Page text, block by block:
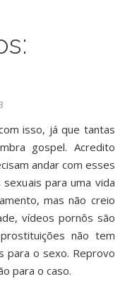
isso, já que tantas
gospel. Acredito
andar com esses
para uma vida
mas não creio
vídeos pornôs são
não tem
para o sexo. Reprovo
para o caso.